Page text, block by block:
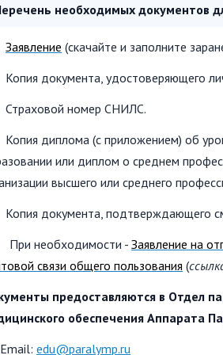
принять
на
Паралимпийский урок –
для участников
необходимых документов
Заявление (скачайте и заполните
документа, удостоверяющего
номер СНИЛС.
диплома (с приложением) об
или диплом о среднем
высшего или среднего
документа, подтверждающего
необходимости -Заявление на
связи общего пользования (
предоставляются в Отдел
обеспечения Аппарата
edu@paralymp.ru